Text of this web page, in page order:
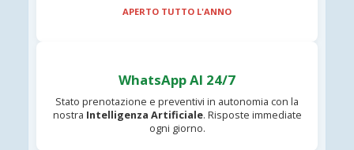
APERTO TUTTO L'ANNO
WhatsApp AI 24/7
Stato prenotazione e preventivi in autonomia con la
nostra Intelligenza Artificiale. Risposte immediate
ogni giorno.